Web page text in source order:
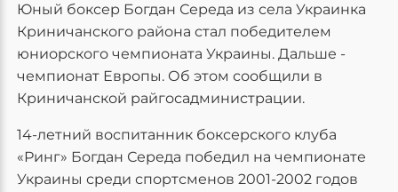
Юный боксер Богдан Середа из села Украинка
Криничанского района стал победителем
юниорского чемпионата Украины. Дальше -
чемпионат Европы. Об этом сообщили в
Криничанской райгосадминистрации.
14-летний воспитанник боксерского клуба
«Ринг» Богдан Середа победил на чемпионате
Украины среди спортсменов 2001-2002 годов